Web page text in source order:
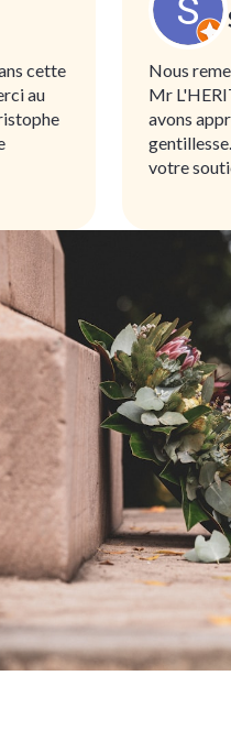
cette
au
Nous
Mr
avons
votre